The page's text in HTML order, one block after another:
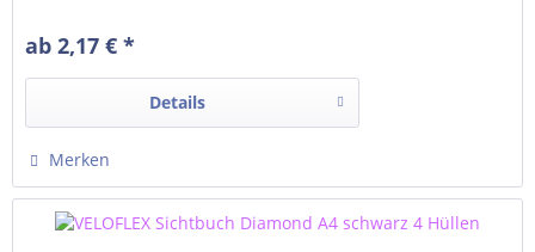
ab 2,17 € *
Details
Merken